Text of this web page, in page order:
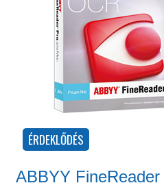
ABBYY FineReader